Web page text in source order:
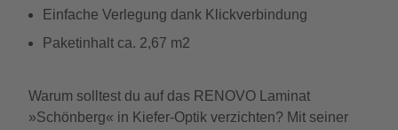
Einfache Verlegung dank Klickverbindung
Paketinhalt ca. 2,67 m2
Warum solltest du auf das RENOVO Laminat
»Schönberg« in Kiefer-Optik verzichten? Mit seiner